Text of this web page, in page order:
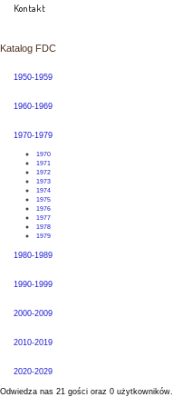
Kontakt
Katalog FDC
1950-1959
1960-1969
1970-1979
1970
1971
1972
1973
1974
1975
1976
1977
1978
1979
1980-1989
1990-1999
2000-2009
2010-2019
2020-2029
Odwiedza nas 21 gości oraz 0 użytkowników.